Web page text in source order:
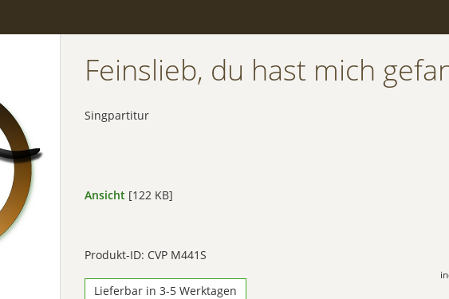
Feinslieb, du hast mich
Singpartitur
Ansicht [122 KB]
Produkt-ID: CVP M441S
Lieferbar in 3-5 Werktagen